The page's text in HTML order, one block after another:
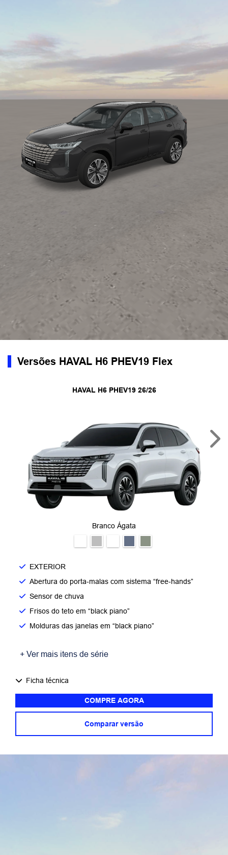
Versões HAVAL H6 PHEV19 Flex
HAVAL H6 PHEV19 26/26
Branco Ágata
EXTERIOR
Abertura do porta-malas com sistema “free-hands”
Sensor de chuva
Frisos do teto em “black piano”
Molduras das janelas em “black piano”
+ Ver mais itens de série
Ficha técnica
COMPRE AGORA
Comparar versão